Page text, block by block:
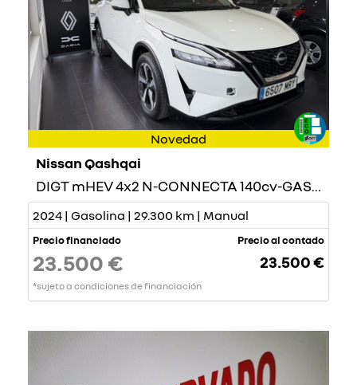
Novedad
Nissan Qashqai
DIGT mHEV 4x2 N-CONNECTA 140cv-GASOLINA-
2024 | Gasolina | 29.300 km | Manual
Precio financiado
23.500 €
*sujeto a condiciones de financiación
Precio al contado
23.500 €